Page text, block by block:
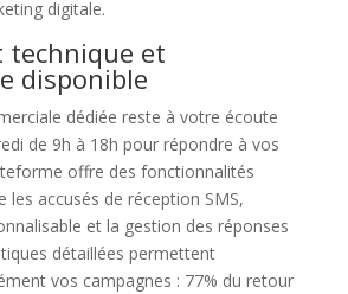
digitale.
technique et
disponible
dédiée reste à votre écoute
de 9h à 18h pour répondre à vos
offre des fonctionnalités
les accusés de réception SMS,
et la gestion des réponses
détaillées permettent
vos campagnes : 77% du retour